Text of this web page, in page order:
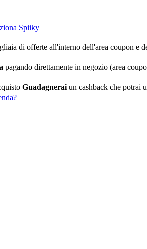
Spiiky
di offerte all'interno dell'area coupon e
pagando direttamente in negozio (area
Guadagnerai un cashback che potrai